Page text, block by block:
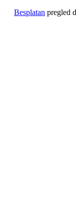
Besplatan pregled